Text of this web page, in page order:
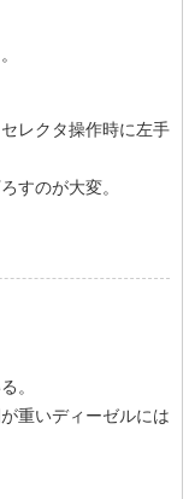
レクタ操作時に左手
すのが大変。
。
重いディーゼルには